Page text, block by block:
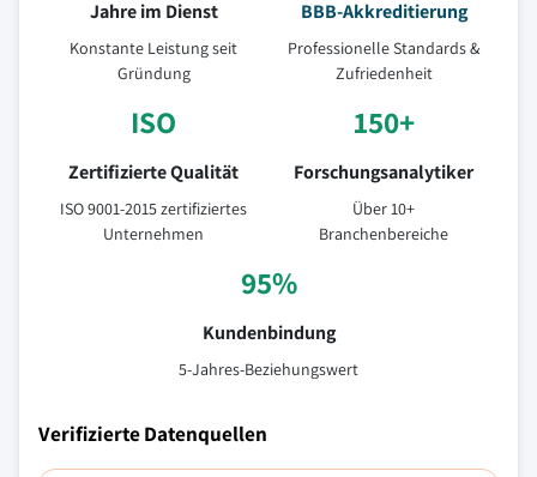
Jahre im Dienst
Konstante Leistung seit
Gründung
BBB-Akkreditierung
Professionelle Standards &
Zufriedenheit
ISO
Zertifizierte Qualität
ISO 9001-2015 zertifiziertes
Unternehmen
150+
Forschungsanalytiker
Über 10+
Branchenbereiche
95%
Kundenbindung
5-Jahres-Beziehungswert
Verifizierte Datenquellen